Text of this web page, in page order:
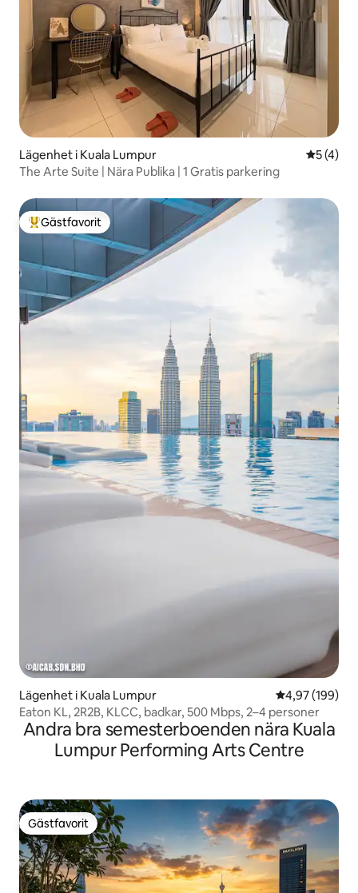
Lägenhet i Kuala Lumpur 5 av 5 i
5 (4)
The Arte Suite | Nära Publika | 1 Gratis parkering
Populär gästfavorit
Gästfavorit
Lägenhet i Kuala Lumpur 4,97 av 5 i
4,97 (199)
Eaton KL, 2R2B, KLCC, badkar, 500 Mbps, 2–4 personer
Andra bra semesterboenden nära Kuala
Lumpur Performing Arts Centre
Gästfavorit
Gästfavorit